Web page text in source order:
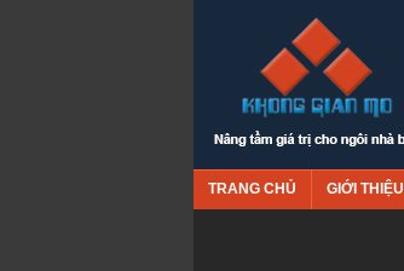
TRANG CHỦ GIỚI THIỆU